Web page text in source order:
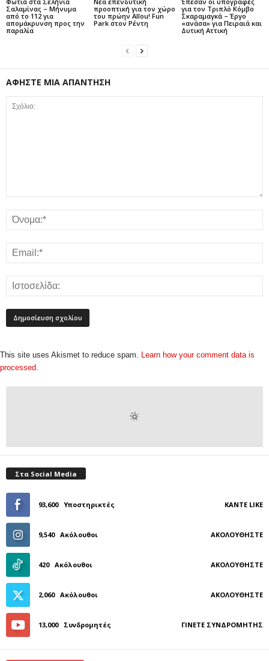
Σαλαμίνας – Μήνυμα
από το 112 για
απομάκρυνση προς την
παραλία
προοπτική για τον χώρο
του πρώην Allou! Fun
Park στον Ρέντη
για τον Τριπλό Κόμβο
Σκαραμαγκά – Έργο
«ανάσα» για Πειραιά και
Δυτική Αττική
ΑΦΗΣΤΕ ΜΙΑ ΑΠΑΝΤΗΣΗ
This site uses Akismet to reduce spam. Learn how your comment data is
processed.
Στα Social Media
93,600 Υποστηρικτές ΚΆΝΤΕ LIKE
9,540 Ακόλουθοι ΑΚΟΛΟΥΘΉΣΤΕ
420 Ακόλουθοι ΑΚΟΛΟΥΘΉΣΤΕ
2,060 Ακόλουθοι ΑΚΟΛΟΥΘΉΣΤΕ
13,000 Συνδρομητές ΓΊΝΕΤΕ ΣΥΝΔΡΟΜΗΤΉΣ